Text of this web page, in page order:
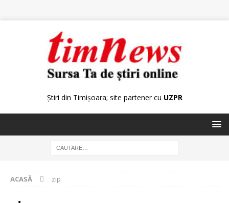
Știri din Timișoara; site partener cu UZPR
ACASĂ zip